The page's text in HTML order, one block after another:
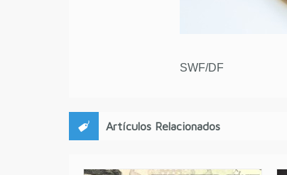
SWF/DF
Artículos Relacionados